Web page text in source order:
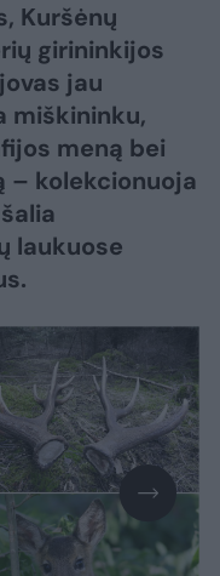
Kuršėnų
girininkijos
jau
miškininku,
meną bei
– kolekcionuoja
laukuose